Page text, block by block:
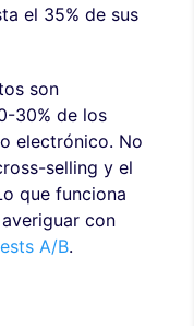
el 35% de sus
son
30% de los
electrónico. No
selling y el
que funciona
con
A/B.